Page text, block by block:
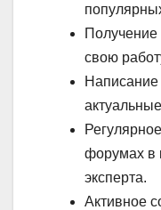
Получение
свою
Написание
форумах в
эксперта.
Активное